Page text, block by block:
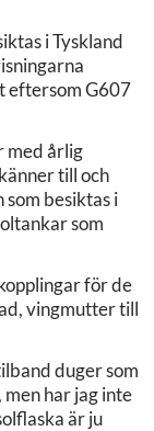
i Tyskland
eftersom G607
med årlig
till och
besiktas i
som
för de
vingmutter till
duger som
har jag inte
är ju